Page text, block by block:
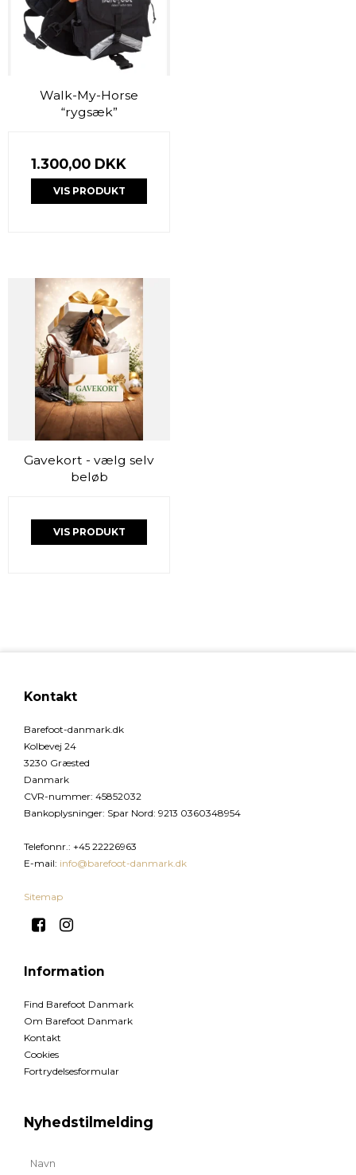
Walk-My-Horse
“rygsæk”
1.300,00 DKK
VIS PRODUKT
Gavekort - vælg selv
beløb
VIS PRODUKT
Kontakt
Barefoot-danmark.dk
Kolbevej 24
3230 Græsted
Danmark
CVR-nummer: 45852032
Bankoplysninger: Spar Nord: 9213 0360348954
Telefonnr.: +45 22226963
E-mail: info@barefoot-danmark.dk
Sitemap
Information
Find Barefoot Danmark
Om Barefoot Danmark
Kontakt
Cookies
Fortrydelsesformular
Nyhedstilmelding